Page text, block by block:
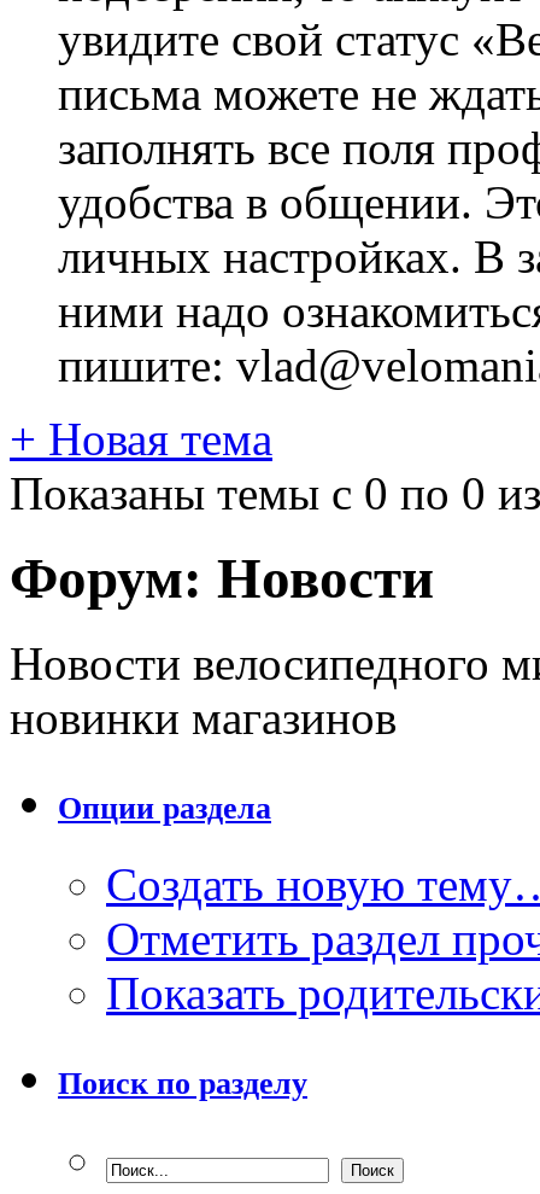
увидите свой статус
письма можете не
заполнять все поля
удобства в общении.
личных настройках. В
ними надо
пишите:
+ Новая тема
Показаны темы с 0 по 0
Форум: Новости
Новости велосипедного
новинки магазинов
Опции раздела
Создать новую
Отметить раздел
Показать
Поиск по разделу